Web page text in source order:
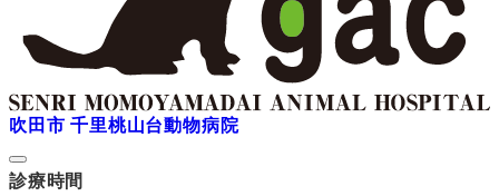
吹田市 千里桃山台動物病院
診療時間